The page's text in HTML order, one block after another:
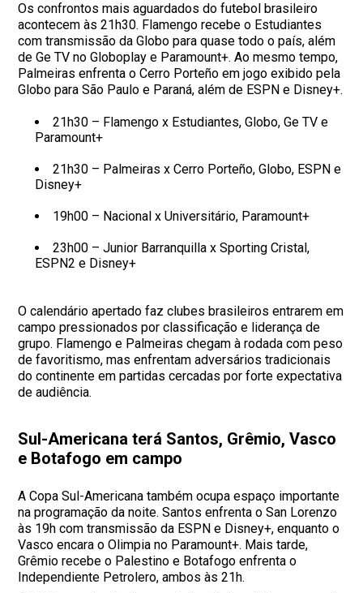
Os confrontos mais aguardados do futebol brasileiro
acontecem às 21h30. Flamengo recebe o Estudiantes
com transmissão da Globo para quase todo o país, além
de Ge TV no Globoplay e Paramount+. Ao mesmo tempo,
Palmeiras enfrenta o Cerro Porteño em jogo exibido pela
Globo para São Paulo e Paraná, além de ESPN e Disney+.
21h30 – Flamengo x Estudiantes, Globo, Ge TV e
Paramount+
21h30 – Palmeiras x Cerro Porteño, Globo, ESPN e
Disney+
19h00 – Nacional x Universitário, Paramount+
23h00 – Junior Barranquilla x Sporting Cristal,
ESPN2 e Disney+
O calendário apertado faz clubes brasileiros entrarem em
campo pressionados por classificação e liderança de
grupo. Flamengo e Palmeiras chegam à rodada com peso
de favoritismo, mas enfrentam adversários tradicionais
do continente em partidas cercadas por forte expectativa
de audiência.
Sul-Americana terá Santos, Grêmio, Vasco
e Botafogo em campo
A Copa Sul-Americana também ocupa espaço importante
na programação da noite. Santos enfrenta o San Lorenzo
às 19h com transmissão da ESPN e Disney+, enquanto o
Vasco encara o Olimpia no Paramount+. Mais tarde,
Grêmio recebe o Palestino e Botafogo enfrenta o
Independiente Petrolero, ambos às 21h.